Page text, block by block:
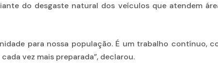
do desgaste natural dos veículos que atendem
para nossa população. É um trabalho contínuo,
vez mais preparada”, declarou.